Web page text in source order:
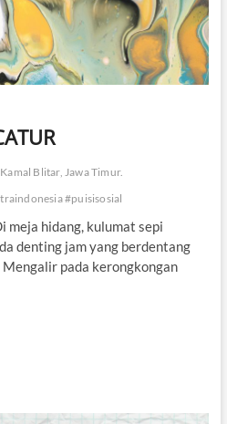
Blitar, Jawa Timur.
#puisisosial
meja hidang, kulumat sepi
denting jam yang berdentang
pada kerongkongan